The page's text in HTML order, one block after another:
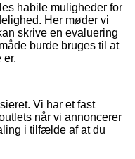
habile muligheder for
Her møder vi
skrive en evaluering
burde bruges til at
er.
Vi har et fast
når vi annoncerer
i tilfælde af at du